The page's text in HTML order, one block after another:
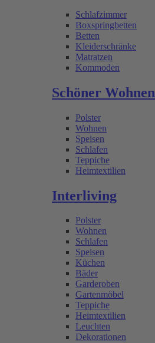
Schlafzimmer
Boxspringbetten
Betten
Kleiderschränke
Matratzen
Kommoden
Schöner Wohnen
Polster
Wohnen
Speisen
Schlafen
Teppiche
Heimtextilien
Interliving
Polster
Wohnen
Schlafen
Speisen
Küchen
Bäder
Garderoben
Gartenmöbel
Teppiche
Heimtextilien
Leuchten
Dekorationen